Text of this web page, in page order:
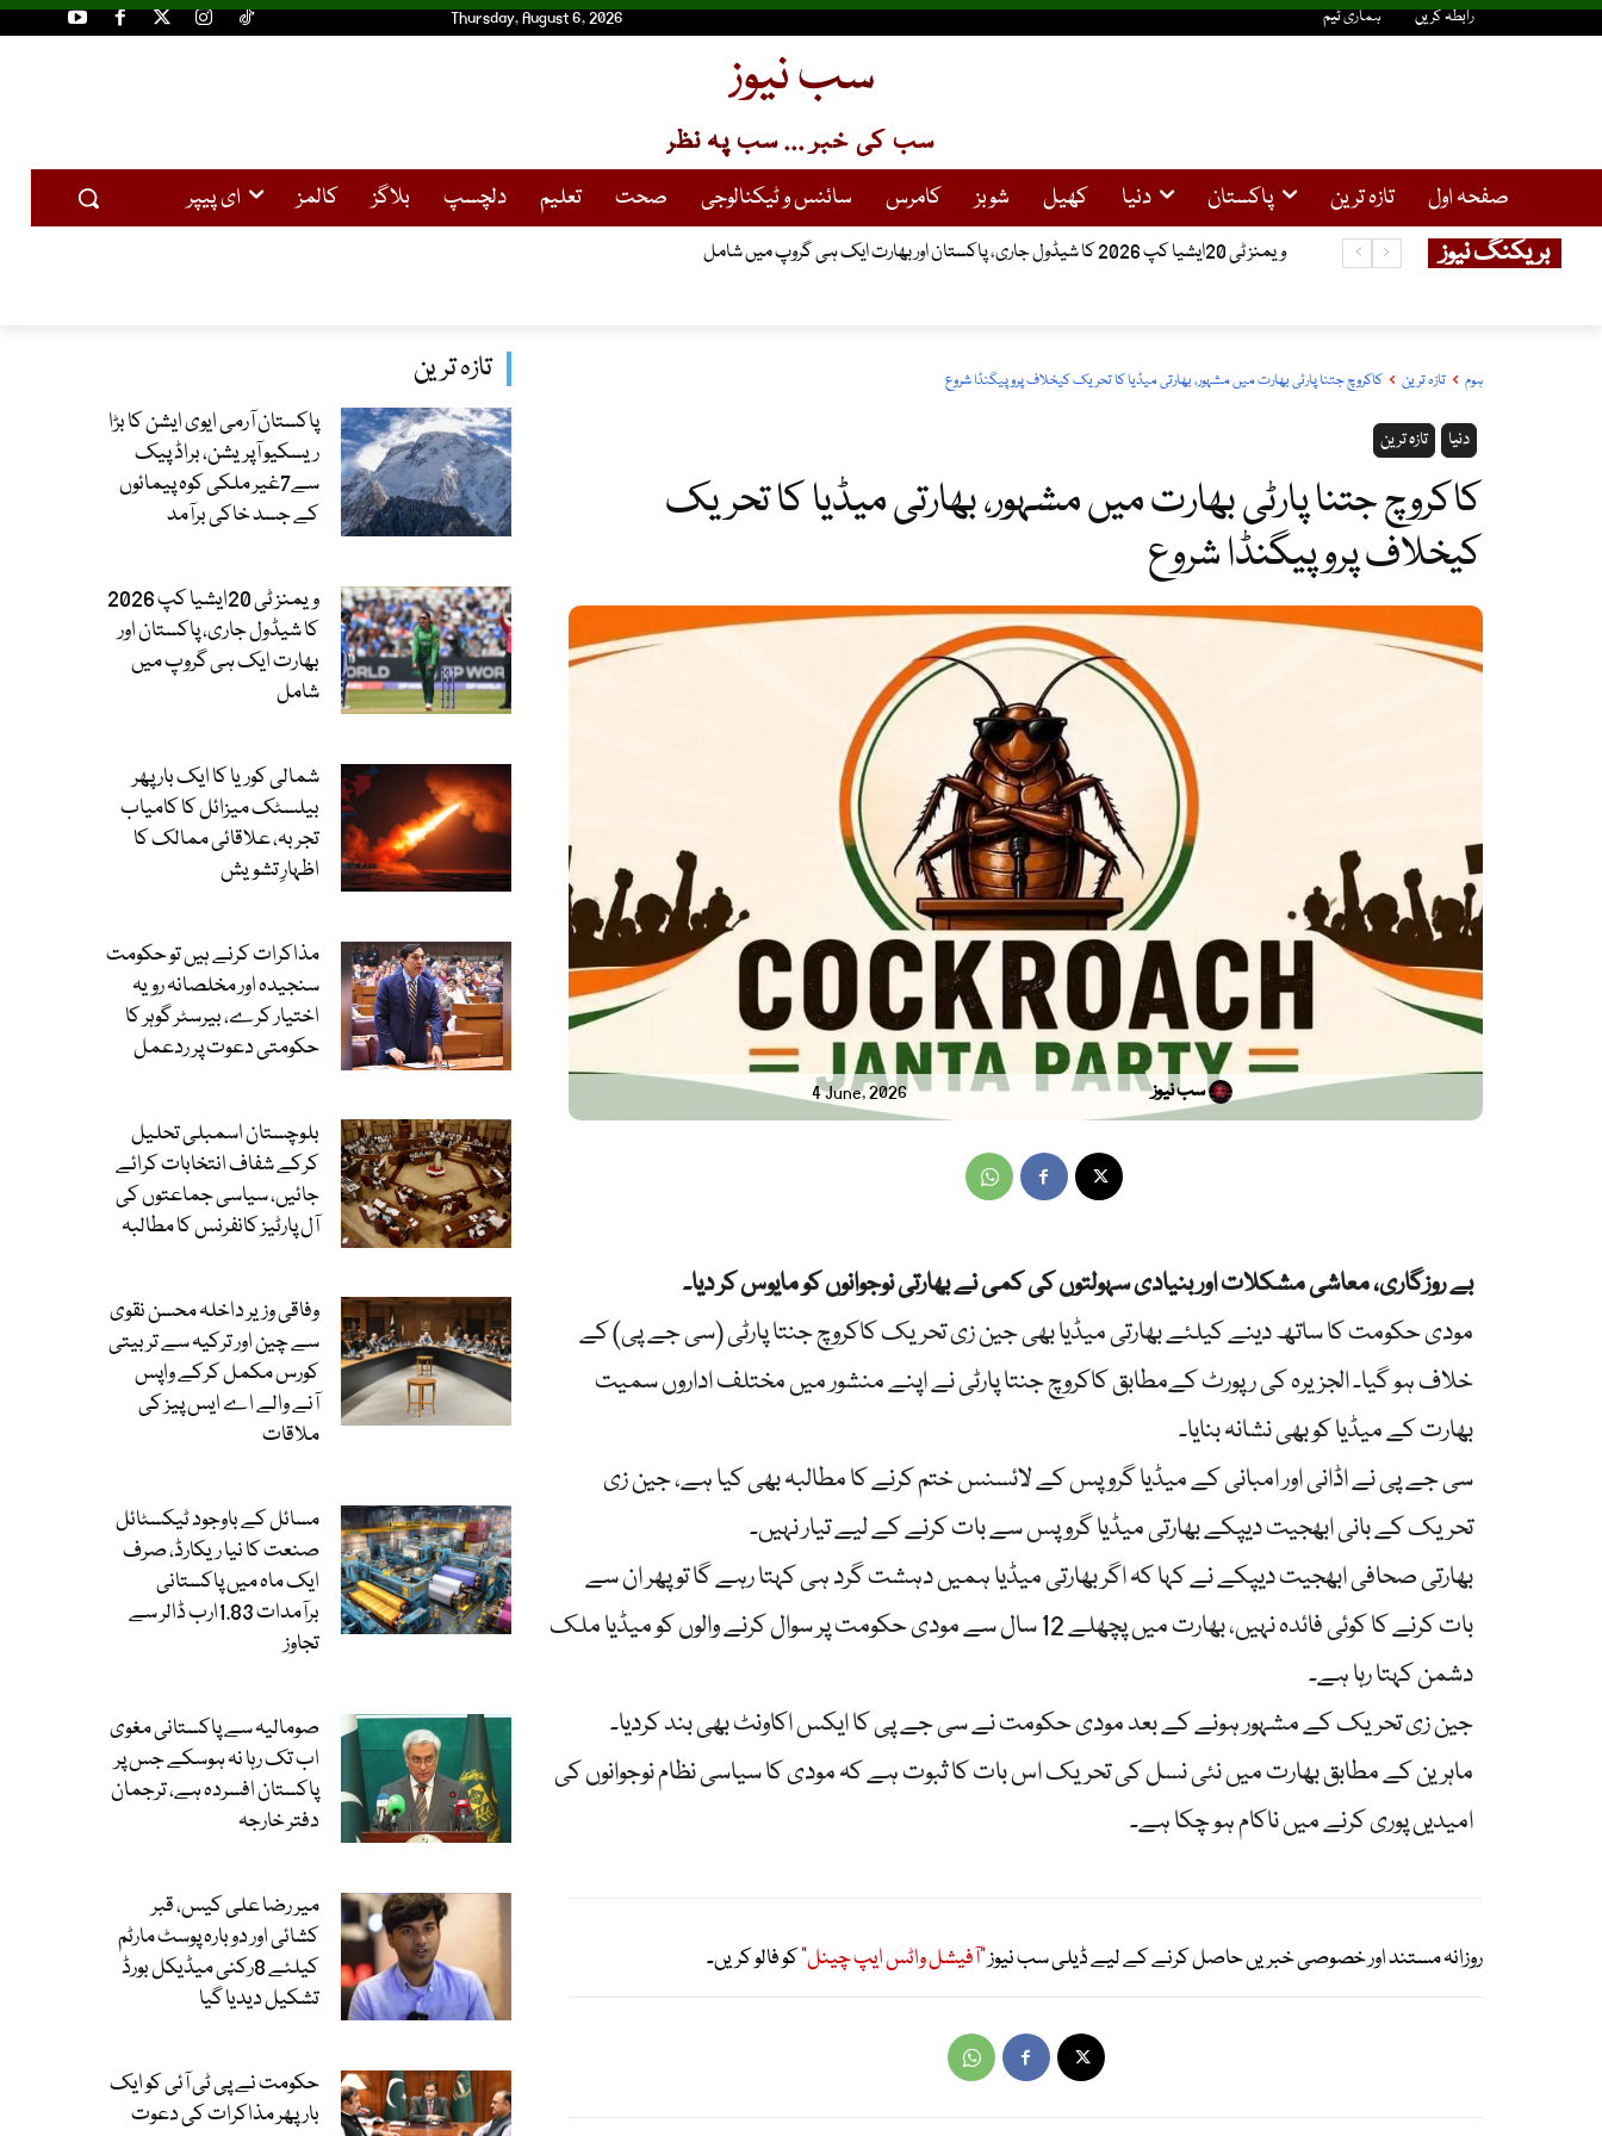
Thursday, August 6, 2026 رابطہ کریں ہماری ٹیم
سب نیوز
سب کی خبر ... سب پہ نظر
صفحہ اول تازہ ترین پاکستان دنیا کھیل شوبز کامرس سائنس و ٹیکنالوجی صحت تعلیم دلچسپ بلاگز کالمز ای پیپر
بریکنگ نیوز ویمنز ٹی 20ایشیا کپ 2026 کا شیڈول جاری، پاکستان اور بھارت ایک ہی گروپ میں شامل
شمالی کوریا کا ایک بار پھر بیلسٹک میزائل کا کامیاب تجربہ، علاقائی ممالک کا اظہارِ تشویش
تازہ ترین
پاکستان آرمی ایوی ایشن کا بڑا
ریسکیو آپریشن، براڈ پیک
سے7غیر ملکی کوہ پیمائوں
کے جسد خاکی برآمد
ویمنز ٹی 20ایشیا کپ 2026
کا شیڈول جاری، پاکستان اور
بھارت ایک ہی گروپ میں
شامل
شمالی کوریا کا ایک بار پھر
بیلسٹک میزائل کا کامیاب
تجربہ، علاقائی ممالک کا
اظہارِ تشویش
مذاکرات کرنے ہیں تو حکومت
سنجیدہ اور مخلصانہ رویہ
اختیار کرے، بیرسٹر گوہر کا
حکومتی دعوت پر ردعمل
بلوچستان اسمبلی تحلیل
کرکے شفاف انتخابات کرائے
جائیں، سیاسی جماعتوں کی
آل پارٹیز کانفرنس کا مطالبہ
وفاقی وزیر داخلہ محسن نقوی
سے چین اور ترکیہ سے تربیتی
کورس مکمل کرکے واپس
آنے والے اے ایس پیز کی
ملاقات
مسائل کے باوجود ٹیکسٹائل
صنعت کا نیا ریکارڈ، صرف
ایک ماہ میں پاکستانی
برآمدات 1.83ارب ڈالر سے
تجاوز
صومالیہ سے پاکستانی مغوی
اب تک رہا نہ ہوسکے جس پر
پاکستان افسردہ ہے، ترجمان
دفتر خارجہ
میر رضا علی کیس، قبر
کشائی اور دوبارہ پوسٹ مارٹم
کیلئے 8رکنی میڈیکل بورڈ
تشکیل دیدیا گیا
حکومت نے پی ٹی آئی کو ایک
بارپھر مذاکرات کی دعوت
ہوم تازہ ترین کاکروچ جتنا پارٹی بھارت میں مشہور، بھارتی میڈیا کا تحریک کیخلاف پروپیگنڈا شروع
تازہ ترین دنیا
کاکروچ جتنا پارٹی بھارت میں مشہور، بھارتی میڈیا کا تحریک
کیخلاف پروپیگنڈا شروع
4 June, 2026 سب نیوز
بے روزگاری، معاشی مشکلات اور بنیادی سہولتوں کی کمی نے بھارتی نوجوانوں کو مایوس کر دیا۔
مودی حکومت کا ساتھ دینے کیلئے بھارتی میڈیا بھی جین زی تحریک کاکروچ جنتا پارٹی (سی جے پی) کے
خلاف ہو گیا۔ الجزیرہ کی رپورٹ کےمطابق کاکروچ جنتا پارٹی نے اپنے منشور میں مختلف اداروں سمیت
بھارت کے میڈیا کو بھی نشانہ بنایا۔
سی جے پی نے اڈانی اور امبانی کے میڈیا گروپس کے لائسنس ختم کرنے کا مطالبہ بھی کیا ہے، جین زی
تحریک کے بانی ابھجیت دیپکے بھارتی میڈیا گروپس سے بات کرنے کے لیے تیار نہیں۔
بھارتی صحافی ابھجیت دیپکے نے کہا کہ اگر بھارتی میڈیا ہمیں دہشت گرد ہی کہتا رہے گا تو پھر ان سے
بات کرنے کا کوئی فائدہ نہیں، بھارت میں پچھلے 12 سال سے مودی حکومت پر سوال کرنے والوں کو میڈیا ملک
دشمن کہتا رہا ہے۔
جین زی تحریک کے مشہور ہونے کے بعد مودی حکومت نے سی جے پی کا ایکس اکاونٹ بھی بند کردیا۔
ماہرین کے مطابق بھارت میں نئی نسل کی تحریک اس بات کا ثبوت ہے کہ مودی کا سیاسی نظام نوجوانوں کی
امیدیں پوری کرنے میں ناکام ہو چکا ہے۔
روزانہ مستند اور خصوصی خبریں حاصل کرنے کے لیے ڈیلی سب نیوز"آفیشل واٹس ایپ چینل"کو فالو کریں۔